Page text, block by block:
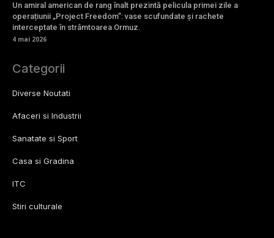
Un amiral american de rang înalt prezintă pelicula primei zile a
operațiunii „Project Freedom”: vase scufundate și rachete
interceptate în strâmtoarea Ormuz.
4 mai 2026
Categorii
Diverse Noutati
Afaceri si Industrii
Sanatate si Sport
Casa si Gradina
ITC
Stiri culturale